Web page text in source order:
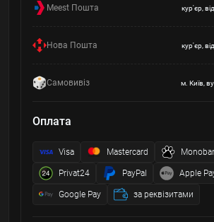
Meest Пошта кур'єр,
Нова Пошта кур'єр,
Самовивіз м. Київ,
Оплата
Visa Mastercard
Privat24 PayPal Apple
Google Pay за реквізитами